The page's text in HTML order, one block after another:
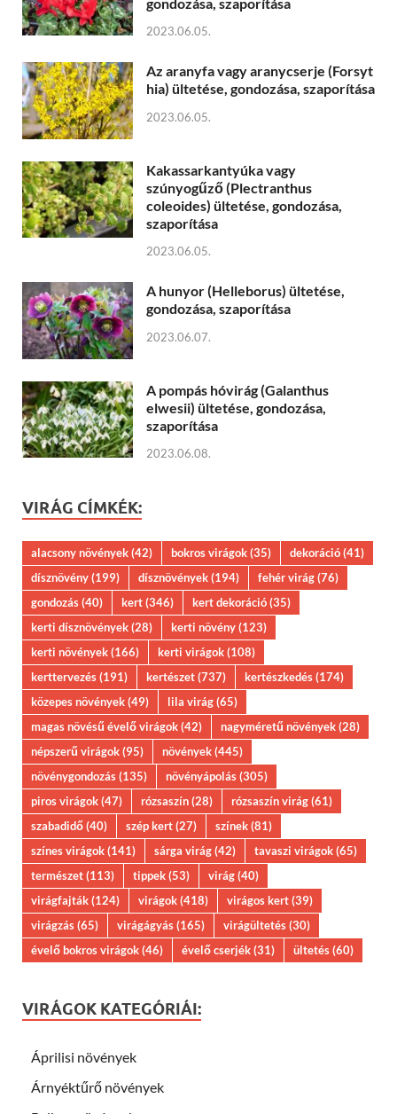
2023.06.05.
Az aranyfa vagy aranycserje (Forsyt
hia) ültetése, gondozása, szaporítása
2023.06.05.
Kakassarkantyúka vagy
szúnyogűző (Plectranthus
coleoides) ültetése, gondozása,
szaporítása
2023.06.05.
A hunyor (Helleborus) ültetése,
gondozása, szaporítása
2023.06.07.
A pompás hóvirág (Galanthus
elwesii) ültetése, gondozása,
szaporítása
2023.06.08.
VIRÁG CÍMKÉK:
alacsony növények(42) bokros virágok(35) dekoráció(41)
dísznövény(199) dísznövények(194) fehér virág(76)
gondozás(40) kert(346) kert dekoráció(35)
kerti dísznövények(28) kerti növény(123)
kerti növények(166) kerti virágok(108)
kerttervezés(191) kertészet(737) kertészkedés(174)
közepes növények(49) lila virág(65)
magas növésű évelő virágok(42) nagyméretű növények(28)
népszerű virágok(95) növények(445)
növénygondozás(135) növényápolás(305)
piros virágok(47) rózsaszín(28) rózsaszín virág(61)
szabadidő(40) szép kert(27) színek(81)
színes virágok(141) sárga virág(42) tavaszi virágok(65)
természet(113) tippek(53) virág(40)
virágfajták(124) virágok(418) virágos kert(39)
virágzás(65) virágágyás(165) virágültetés(30)
évelő bokros virágok(46) évelő cserjék(31) ültetés(60)
VIRÁGOK KATEGÓRIÁI:
Áprilisi növények
Árnyéktűrő növények